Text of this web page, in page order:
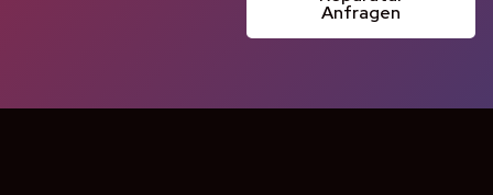
Anfragen